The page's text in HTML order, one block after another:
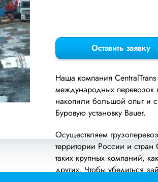
Оставить заявку
Наша компания
международных перевозок
накопили большой опыт и с
Буровую установку Bauer.
Осуществляем
территории России и
таких крупных компаний,
других. Чтобы убедиться